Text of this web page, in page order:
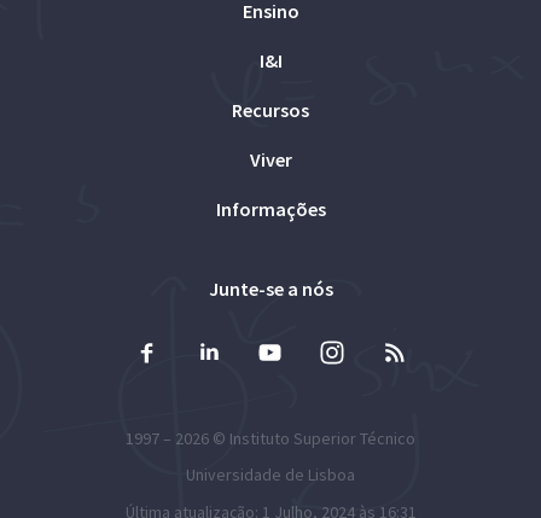
Ensino
I&I
Recursos
Viver
Informações
Junte-se a nós
1997 – 2026 © Instituto Superior Técnico
Universidade de Lisboa
Última atualização: 1 Julho, 2024 às 16:31